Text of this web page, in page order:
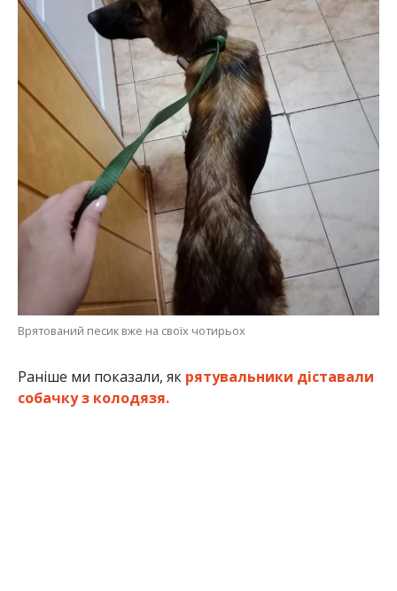
Врятований песик вже на своїх чотирьох
Раніше ми показали, якрятувальники діставали
собачку з колодязя.